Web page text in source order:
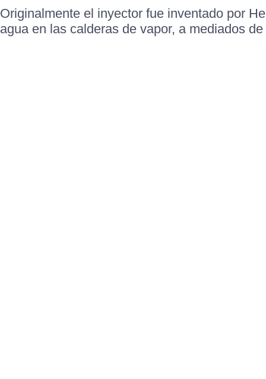
Originalmente el inyector fue inventado por
agua en las calderas de vapor, a mediados